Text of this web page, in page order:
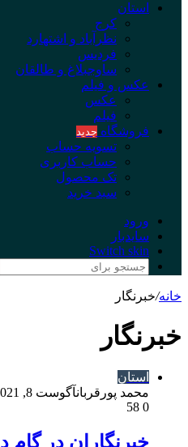
استان
کرج
نظرآباد و اشتهارد
فردیس
ساوجبلاغ و طالقان
عکس و فیلم
عکس
فیلم
فروشگاه جدید
تسویه حساب
حساب کاربری
تک محصول
سبد خرید
ورود
سایدبار
Switch skin
خانه/خبرنگار
خبرنگار
استان
محمد پورقربانآگوست 8, 2021
0
خبرنگاران در گام